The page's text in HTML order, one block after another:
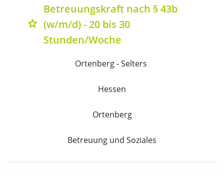
grade
Betreuungskraft nach § 43b
(w/m/d) - 20 bis 30
Stunden/Woche
Ortenberg - Selters
Hessen
Ortenberg
Betreuung und Soziales